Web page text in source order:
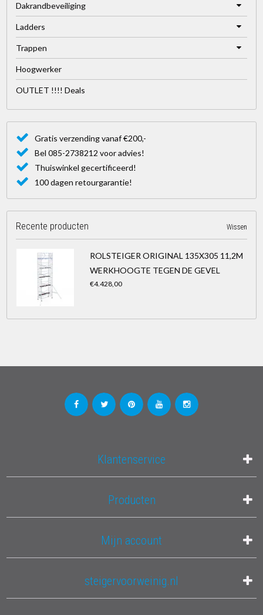
Dakrandbeveiliging
Ladders
Trappen
Hoogwerker
OUTLET !!!! Deals
Gratis verzending vanaf €200,-
Bel 085-2738212 voor advies!
Thuiswinkel gecertificeerd!
100 dagen retourgarantie!
Recente producten Wissen
ROLSTEIGER ORIGINAL 135X305 11,2M
WERKHOOGTE TEGEN DE GEVEL
€4.428,00
Klantenservice
Producten
Mijn account
steigervoorweinig.nl